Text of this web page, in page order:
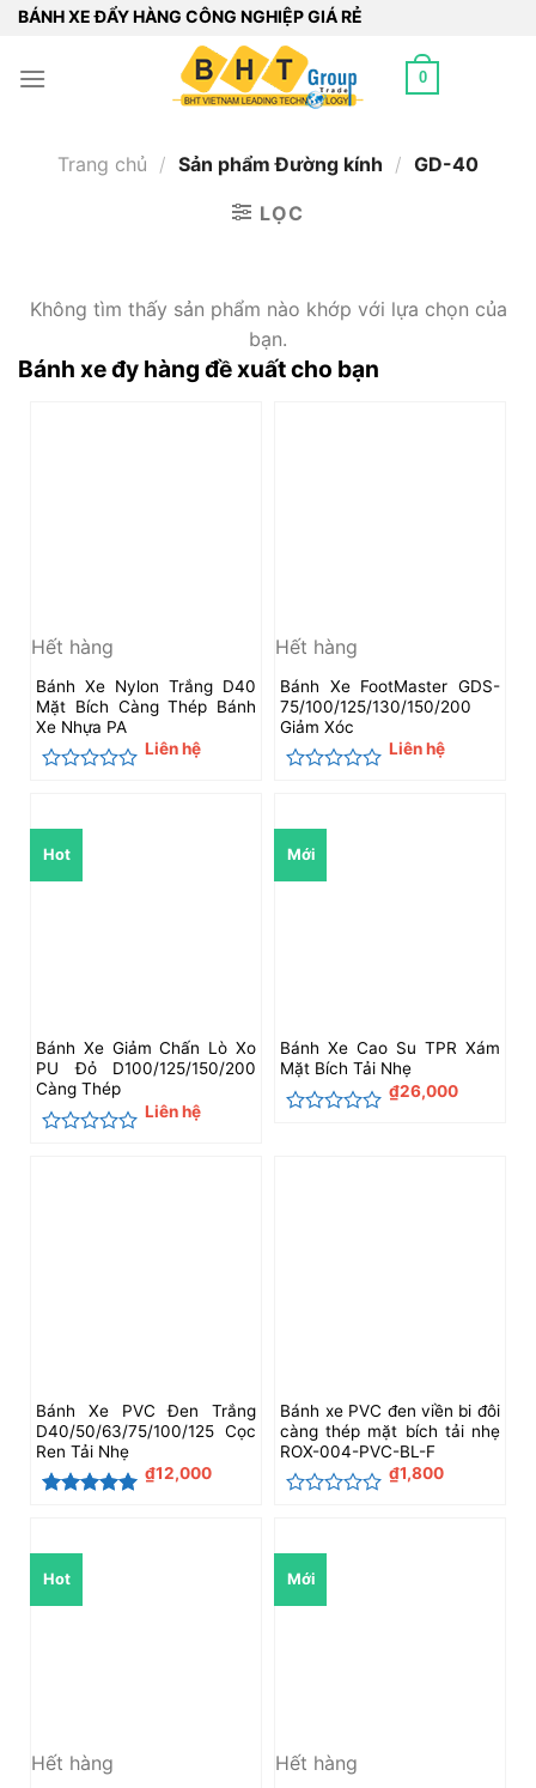
Bỏ
nội
BÁNH XE ĐẨY HÀNG CÔNG NGHIỆP GIÁ RẺ
0
Trang chủ / Sản phẩm Đường kính / GD-40
LỌC
Không tìm thấy sản phẩm nào khớp với lựa chọn của
bạn.
Bánh xe đy hàng đề xuất cho bạn
Hết hàng
Bánh Xe Nylon Trắng D40
Mặt Bích Càng Thép Bánh
Xe Nhựa PA
5
sao
Liên hệ
Hết hàng
Bánh Xe FootMaster GDS-
75/100/125/130/150/200
Giảm Xóc
5
sao
Liên hệ
Hot
Bánh Xe Giảm Chấn Lò Xo
PU Đỏ D100/125/150/200
Càng Thép
Liên hệ
Mới
Bánh Xe Cao Su TPR Xám
Mặt Bích Tải Nhẹ
₫26,000
Bánh Xe PVC Đen Trắng
D40/50/63/75/100/125 Cọc
Ren Tải Nhẹ
sao
₫12,000
Bánh xe PVC đen viền bi đôi
càng thép mặt bích tải nhẹ
ROX-004-PVC-BL-F
hạng
0
5
sao
₫1,800
Hot
Hết hàng
Mới
Hết hàng